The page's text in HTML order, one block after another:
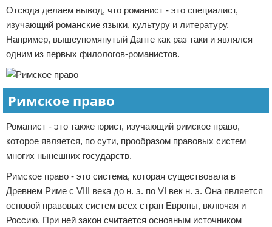
Отсюда делаем вывод, что романист - это специалист,
изучающий романские языки, культуру и литературу.
Например, вышеупомянутый Данте как раз таки и являлся
одним из первых филологов-романистов.
Римское право
Романист - это также юрист, изучающий римское право,
которое является, по сути, прообразом правовых систем
многих нынешних государств.
Римское право - это система, которая существовала в
Древнем Риме с VIII века до н. э. по VI век н. э. Она является
основой правовых систем всех стран Европы, включая и
Россию. При ней закон считается основным источником